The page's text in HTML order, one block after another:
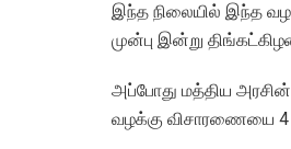
இந்த நிலையில் இந்த
முன்பு இன்று
அப்போது மத்திய அரசின்
வழக்கு விசாரணையை 4